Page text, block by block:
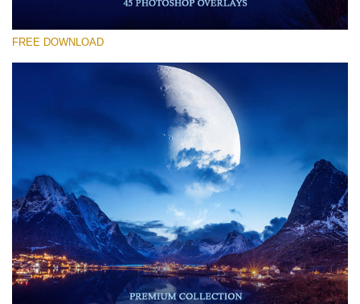
(45 Overlays)
Fairy Tale (344 Overlays)
Entire Collection
Large 6000*4000px
Descarga gratis
FREE DOWNLOAD